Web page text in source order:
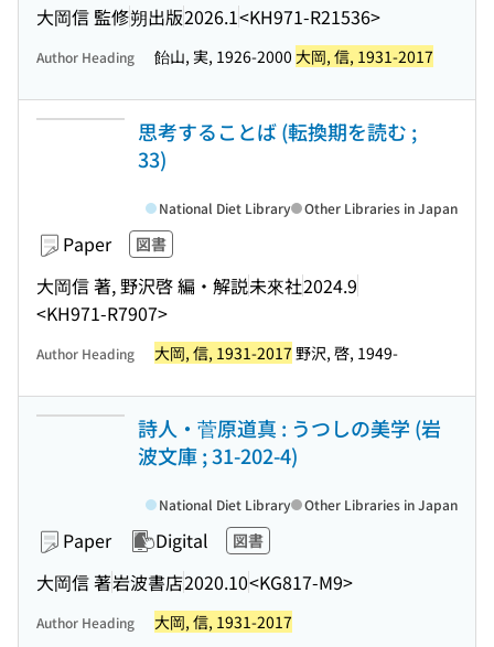
大岡信 監修朔出版2026.1<KH971-R21536>
Author Heading 飴山, 実, 1926-2000 大岡, 信, 1931-2017
思考することば (転換期を読む ;
33)
Paper 図書
大岡信 著, 野沢啓 編・解説未來社2024.9
<KH971-R7907>
National Diet Library Other Libraries in Japan
Author Heading 大岡, 信, 1931-2017 野沢, 啓, 1949-
詩人・菅原道真 : うつしの美学 (岩
波文庫 ; 31-202-4)
Paper Digital 図書
大岡信 著岩波書店2020.10<KG817-M9>
National Diet Library Other Libraries in Japan
Author Heading 大岡, 信, 1931-2017